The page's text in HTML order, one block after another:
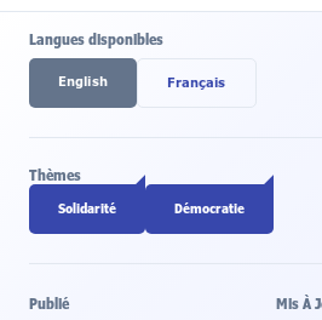
Langues disponibles
English Français
Thèmes
Solidarité Démocratie
Publié Mis À